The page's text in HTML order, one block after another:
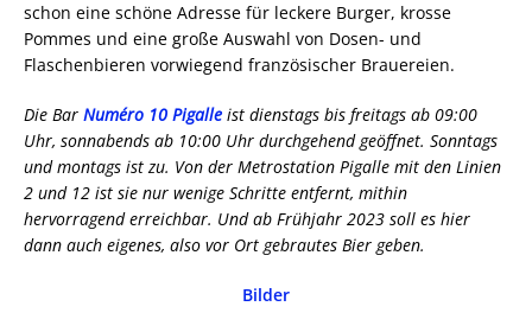
schon eine schöne Adresse für leckere Burger, krosse
Pommes und eine große Auswahl von Dosen- und
Flaschenbieren vorwiegend französischer Brauereien.
Die Bar Numéro 10 Pigalle ist dienstags bis freitags ab 09:00
Uhr, sonnabends ab 10:00 Uhr durchgehend geöffnet. Sonntags
und montags ist zu. Von der Metrostation Pigalle mit den Linien
2 und 12 ist sie nur wenige Schritte entfernt, mithin
hervorragend erreichbar. Und ab Frühjahr 2023 soll es hier
dann auch eigenes, also vor Ort gebrautes Bier geben.
Bilder